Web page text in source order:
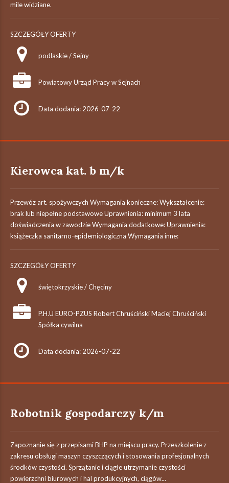
mile widziane.
SZCZEGÓŁY OFERTY
podlaskie / Sejny
Powiatowy Urząd Pracy w Sejnach
Data dodania: 2026-07-22
Kierowca kat. b m/k
Przewóz art. spożywczych Wymagania konieczne: Wykształcenie:
brak lub niepełne podstawowe Uprawnienia: minimum 3 lata
doświadczenia w zawodzie Wymagania dodatkowe: Uprawnienia:
książeczka sanitarno-epidemiologiczna Wymagania inne:
SZCZEGÓŁY OFERTY
świętokrzyskie / Chęciny
P.H.U EURO-PZUS Robert Chruściński Maciej Chruściński
Spółka cywilna
Data dodania: 2026-07-22
Robotnik gospodarczy k/m
Zapoznanie się z przepisami BHP na miejscu pracy. Przeszkolenie z
zakresu obsługi maszyn czyszczących i stosowania profesjonalnych
środków czystości. Sprzątanie i ciągłe utrzymanie czystości
powierzchni biurowych i hal produkcyjnych, ciągów...